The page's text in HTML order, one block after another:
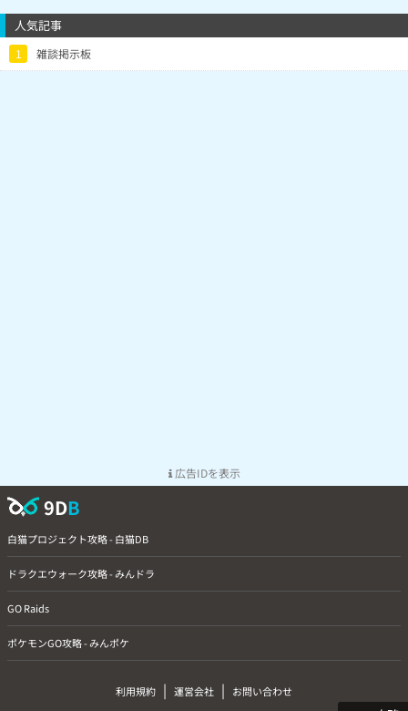
人気記事
1 雑談掲示板
広告IDを表示
9DB
白猫プロジェクト攻略 - 白猫DB
ドラクエウォーク攻略 - みんドラ
GO Raids
ポケモンGO攻略 - みんポケ
利用規約 | 運営会社 |
お問い合わせ